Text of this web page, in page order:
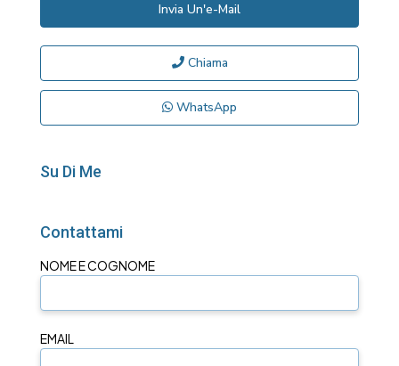
Invia Un'e-Mail
Chiama
WhatsApp
Su Di Me
Contattami
NOME E COGNOME
EMAIL